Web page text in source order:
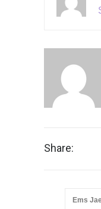
Share:
Ems